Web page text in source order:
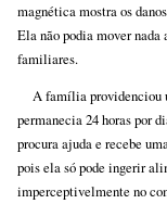
magnética mostra os
Ela não podia mover nada
familiares.
A família providenciou
permanecia 24 horas por
procura ajuda e recebe
pois ela só pode ingerir
imperceptivelmente no